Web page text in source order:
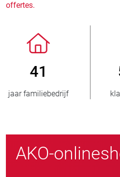
offertes.
nieuwe klanten/jaar
AKO-